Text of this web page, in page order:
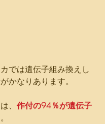
では遺伝子組み換えし
かなりあります。
、 作付の94％が遺伝子